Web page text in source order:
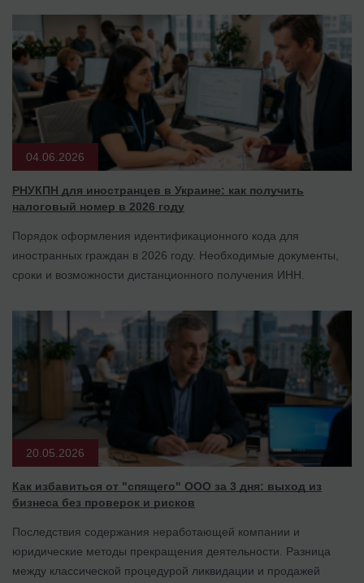
04.06.2026
РНУКПН для иностранцев в Украине: как получить
налоговый номер в 2026 году
Порядок оформления идентификационного кода для
иностранных граждан в 2026 году. Необходимые документы,
сроки и возможности дистанционного получения ИНН.
20.05.2026
Как избавиться от "спящего" ООО за 3 дня: выход из
бизнеса без проверок и рисков
Последствия содержания неработающей компании и
юридические методы прекращения деятельности. Разница
между классической процедурой ликвидации и продажей